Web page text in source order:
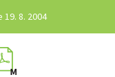
8. 2004